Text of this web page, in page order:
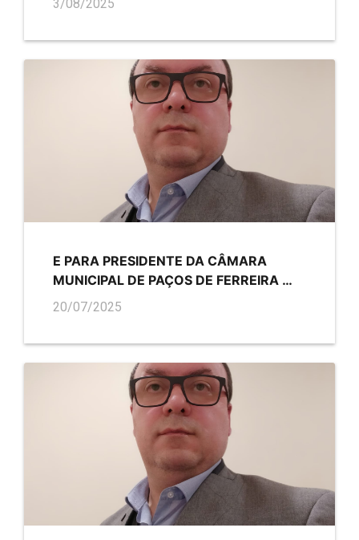
3/08/2025
E PARA PRESIDENTE DA CÂMARA
MUNICIPAL DE PAÇOS DE FERREIRA …
20/07/2025